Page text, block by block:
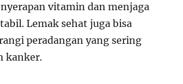
vitamin dan menjaga
Lemak sehat juga bisa
peradangan yang sering
kanker.